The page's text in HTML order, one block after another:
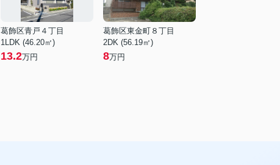
葛飾区青戸４丁目
1LDK (46.20㎡)
13.2万円
葛飾区東金町８丁目
2DK (56.19㎡)
8万円